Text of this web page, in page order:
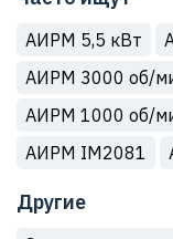
АИРМ 5,5 кВт
АИРМ 3000 об/
АИРМ 1000 об/
АИРМ IM2081
Другие